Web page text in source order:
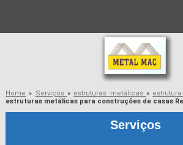
Home » Serviços » estruturas metálicas »
estruturas metálicas para construções de casas
Serviços